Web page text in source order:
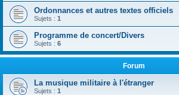
Ordonnances et autres textes officiels
Sujets : 1
Programme de concert/Divers
Sujets : 6
Forum
La musique militaire à l'étranger
Sujets : 1